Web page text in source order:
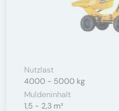
Nutzlast
4000 - 5000 kg
Muldeninhalt
1,5 - 2,3 m³